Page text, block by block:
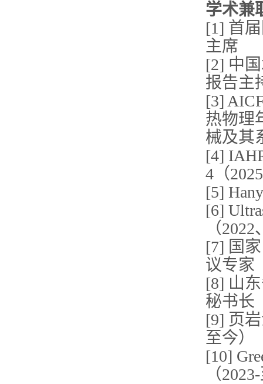
学术兼
[1] 首
主席
[2] 中
报告主
[3]
热物理
械及其
[4]
4（
[5]
[6]
（
[7] 国
议专家
[8] 山
秘书长
[9] 页
至今）
[10]
（